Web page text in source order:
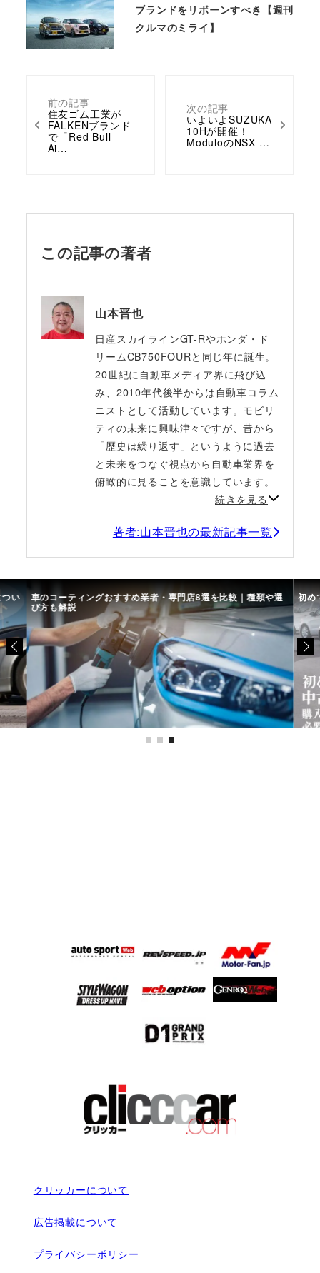
前の記事
住友ゴム工業が
FALKENブランド
で「Red Bull
Ai…
次の記事
いよいよSUZUKA
10Hが開催！
ModuloのNSX …
ブランドをリボーンすべき【週刊
クルマのミライ】
この記事の著者
山本晋也
日産スカイラインGT-Rやホンダ・ド
リームCB750FOURと同じ年に誕生。
20世紀に自動車メディア界に飛び込
み、2010年代後半からは自動車コラム
ニストとして活動しています。モビリ
ティの未来に興味津々ですが、昔から
「歴史は繰り返す」というように過去
と未来をつなぐ視点から自動車業界を
俯瞰的に見ることを意識しています。
続きを見る
著者:山本晋也の最新記事一覧
い 車のコーティングおすすめ業者・専門店8選を比較｜種類や選
び方も解説
初め
クリッカーについて
広告掲載について
プライバシーポリシー